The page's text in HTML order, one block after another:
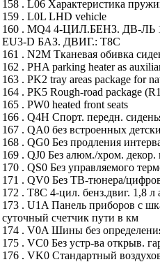
158 . L06 Характеристика
159 . L0L LHD vehicle
160 . MQ4 4-ЦИЛ.БЕНЗ. ДВ-ЛЬ
EU3-D БАЗ. ДВИГ.: T8C
161 . N2M Тканевая обивка
162 . PHA parking heater as
163 . PK2 tray areas package for
164 . PK5 Rough-road package
165 . PW0 heated front seats
166 . Q4H Спорт. передн.
167 . QA0 без встроенных
168 . QG0 Без продления
169 . QJ0 Без алюм./хром. декор.
170 . QS0 Без управляемого
171 . QV0 Без ТВ-тюнера/
172 . T8C 4-цил. бенз.двиг. 1,8 л
173 . U1A Панель приборов с
суточный счетчик пути в км
174 . V0A Шины без
175 . VC0 Без устр-ва открыв.
176 . VK0 Стандартный